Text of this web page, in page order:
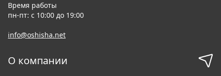
Время работы
пн-пт: с 10:00 до 19:00
info@oshisha.net
О компании